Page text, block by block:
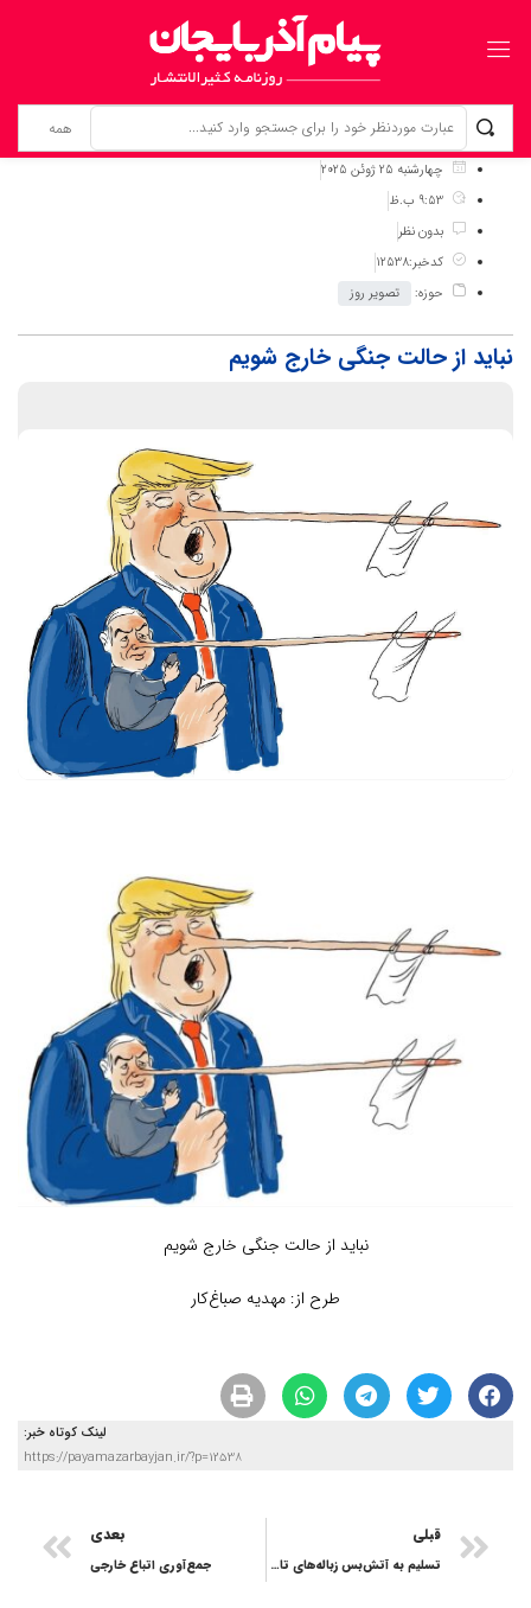
برگ نخست نوشته‌ها
نباید از حالت جنگی خارج شویم
چهارشنبه 25 ژوئن 2025
9:53 ب.ظ
بدون نظر
کدخبر:12538
حوزه:
تصویر روز
نباید از حالت جنگی خارج شویم
نباید از حالت جنگی خارج شویم
طرح از: مهدیه صباغ‌کار
لینک کوتاه خبر:
https://payamazarbayjan.ir/?p=12538
قبلی
تسلیم به آتش‌بس زباله‌های تاریخ
بعدی
جمع‌آوری اتباع خارجی